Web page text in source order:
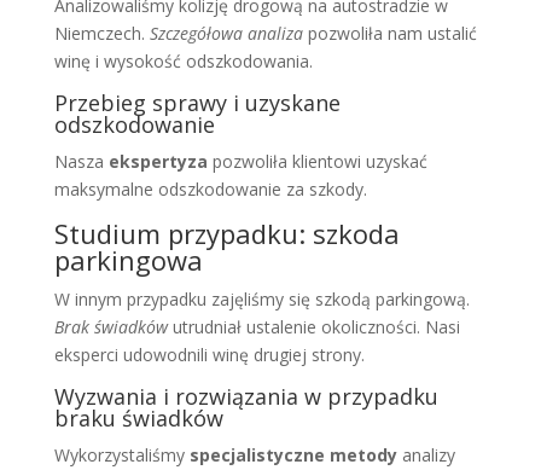
Analizowaliśmy kolizję drogową na autostradzie w
Niemczech. Szczegółowa analizapozwoliła nam ustalić
winę i wysokość odszkodowania.
Przebieg sprawy i uzyskane
odszkodowanie
Nasza ekspertyza pozwoliła klientowi uzyskać
maksymalne odszkodowanie za szkody.
Studium przypadku: szkoda
parkingowa
W innym przypadku zajęliśmy się szkodą parkingową.
Brak świadkówutrudniał ustalenie okoliczności. Nasi
eksperci udowodnili winę drugiej strony.
Wyzwania i rozwiązania w przypadku
braku świadków
Wykorzystaliśmy specjalistyczne metodyanalizy